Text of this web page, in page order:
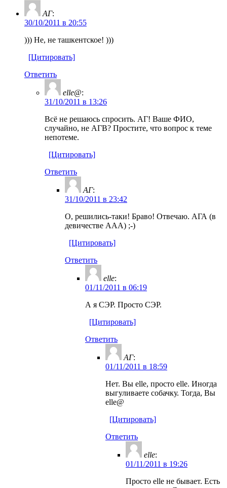
АГ:
30/10/2011 в 20:55
))) Не, не ташкентское! )))
[Цитировать]
Ответить
elle@:
31/10/2011 в 13:26
Всё не решаюсь спросить. АГ! Ваше ФИО,
случайно, не АГВ? Простите, что вопрос к теме
непотеме.
[Цитировать]
Ответить
АГ:
31/10/2011 в 23:42
О, решились-таки! Браво! Отвечаю. АГА (в
девичестве ААА) ;-)
[Цитировать]
Ответить
elle:
01/11/2011 в 06:19
А я СЭР. Просто СЭР.
[Цитировать]
Ответить
АГ:
01/11/2011 в 18:59
Нет. Вы elle, просто elle. Иногда
выгуливаете собачку. Тогда, Вы
elle@
[Цитировать]
Ответить
elle:
01/11/2011 в 19:26
Просто elle не бывает. Есть